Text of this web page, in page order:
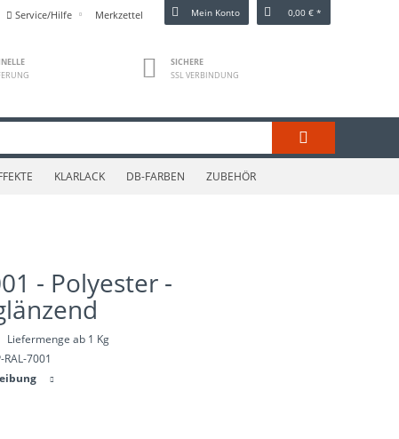
Service/Hilfe
SICHERE
SSL VERBINDUNG
Merkzettel Mein Konto 0,00 € *
KLARLACK DB-FARBEN ZUBEHÖR
- Polyester -
Liefermenge ab 1 Kg
RAL-7001